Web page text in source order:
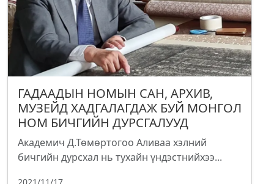
ГАДААДЫН НОМЫН САН, АРХИВ,
МУЗЕЙД ХАДГАЛАГДАЖ БУЙ МОНГОЛ
НОМ БИЧГИЙН ДУРСГАЛУУД
Академич Д.Төмөртогоо Аливаа хэлний
бичгийн дурсхал нь тухайн үндэстнийхээ...